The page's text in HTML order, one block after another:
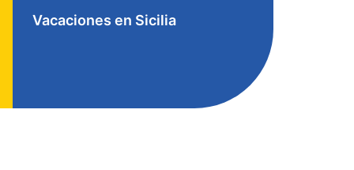
Vacaciones en Sicilia